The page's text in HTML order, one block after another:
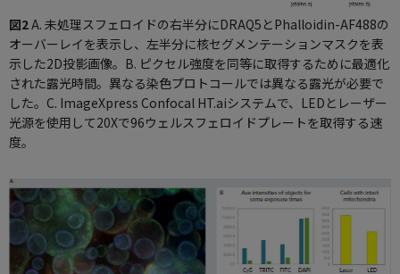
図2A. 未処理スフェロイドの右半分にDRAQ5とPhalloidin-AF488の
オーバーレイを表示し、左半分に核セグメンテーションマスクを表
示した2D投影画像。B. ピクセル強度を同等に取得するために最適化
された露光時間。異なる染色プロトコールでは異なる露光が必要で
した。C. ImageXpress Confocal HT.aiシステムで、LEDとレーザー
光源を使用して20Xで96ウェルスフェロイドプレートを取得する速
度。